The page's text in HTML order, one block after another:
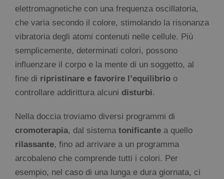
elettromagnetiche con una frequenza oscillatoria,
che varia secondo il colore, stimolando la risonanza
vibratoria degli atomi contenuti nelle cellule. Più
semplicemente, determinati colori, possono
influenzare il corpo e la mente di un soggetto, al
fine di ripristinare e favorire l’equilibrio o
controllare addirittura alcuni disturbi.
Nella doccia troviamo diversi programmi di
cromoterapia, dal sistema tonificante a quello
rilassante, fino ad arrivare a un programma
arcobaleno che comprende tutti i colori. Per
esempio, nel caso di una lunga e dura giornata, ci